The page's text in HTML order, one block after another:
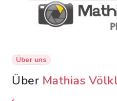
Über uns
Über Mathias